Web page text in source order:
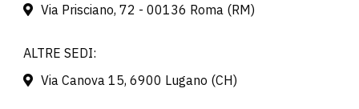
Via Prisciano, 72 - 00136 Roma (RM)
ALTRE SEDI:
Via Canova 15, 6900 Lugano (CH)